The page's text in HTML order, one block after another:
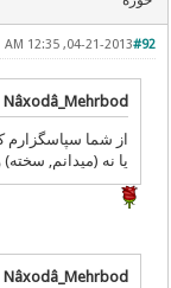
#92
04-21-2013, 12:35 AM
Nâxodâ_Mehrbod نوشته:
یا نه (میدانم,
Nâxodâ_Mehrbod نوشته: